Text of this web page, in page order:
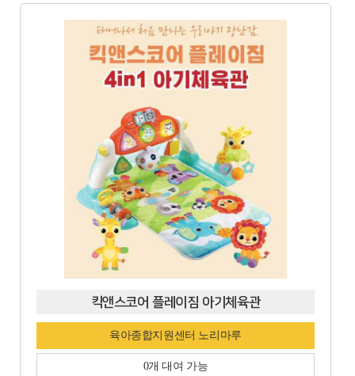
킥앤스코어 플레이짐 아기체육관
육아종합지원센터 노리마루
0개 대여 가능